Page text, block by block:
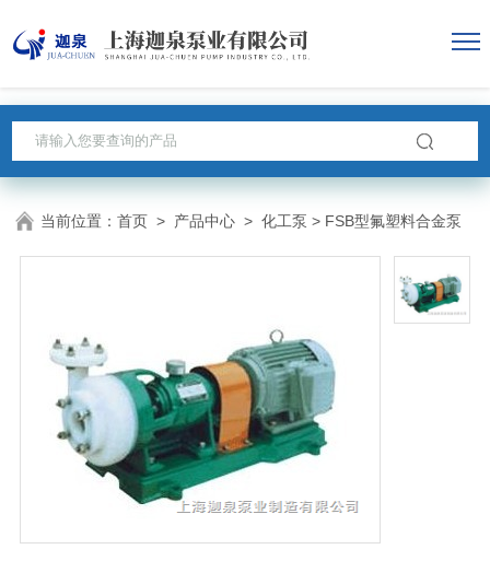
当前位置：首页 > 产品中心 >化工泵 > FSB型氟塑料合金泵